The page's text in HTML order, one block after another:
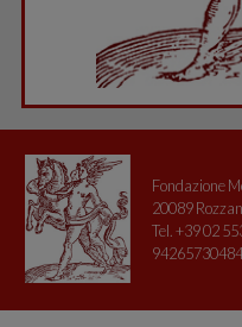
Fondazione
20089
Tel. +39 02